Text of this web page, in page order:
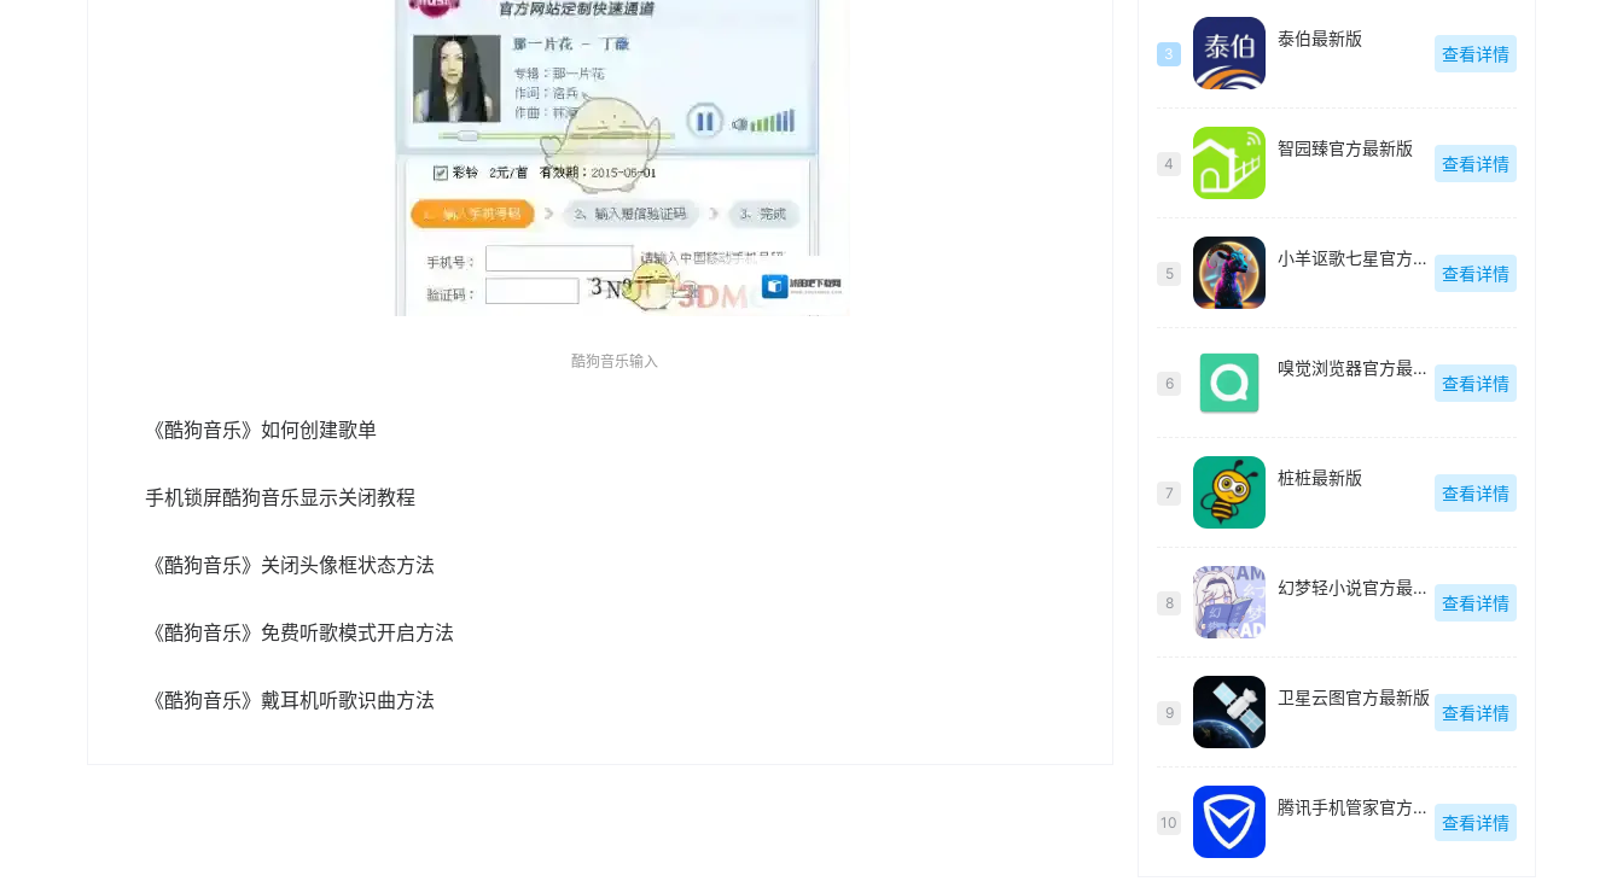
酷狗音乐输入
《酷狗音乐》如何创建歌单
手机锁屏酷狗音乐显示关闭教程
《酷狗音乐》关闭头像框状态方法
《酷狗音乐》免费听歌模式开启方法
《酷狗音乐》戴耳机听歌识曲方法
3
泰伯最新版
查看详情
4
智园臻官方最新版
查看详情
5
小羊讴歌七星官方最新版
查看详情
6
嗅觉浏览器官方最新版
查看详情
7
桩桩最新版
查看详情
8
幻梦轻小说官方最新版
查看详情
9
卫星云图官方最新版
查看详情
10
腾讯手机管家官方最新版
查看详情